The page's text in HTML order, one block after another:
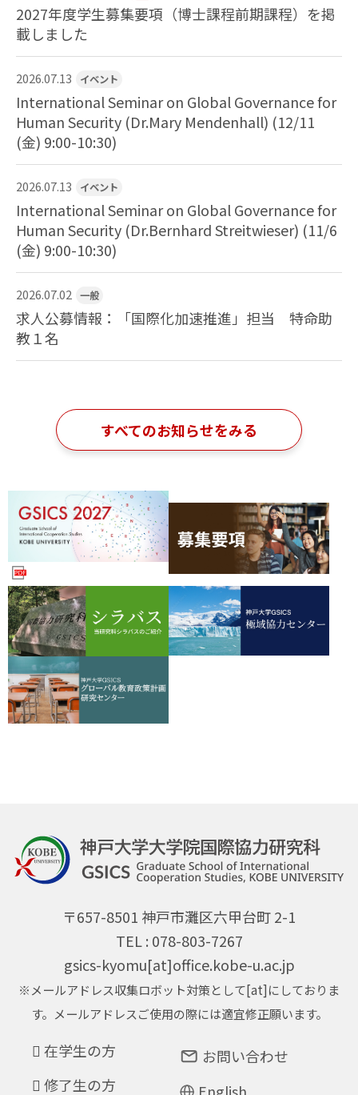
2027年度学生募集要項（博士課程前期課程）を掲
載しました
2026.07.13 イベント
International Seminar on Global Governance for
Human Security (Dr.Mary Mendenhall) (12/11
(金) 9:00-10:30)
2026.07.13 イベント
International Seminar on Global Governance for
Human Security (Dr.Bernhard Streitwieser) (11/6
(金) 9:00-10:30)
2026.07.02 一般
求人公募情報：「国際化加速推進」担当 特命助
教１名
すべてのお知らせをみる
〒657-8501 神戸市灘区六甲台町 2-1
TEL : 078-803-7267
gsics-kyomu[at]office.kobe-u.ac.jp
※メールアドレス収集ロボット対策として[at]にしておりま
す。メールアドレスご使用の際には適宜修正願います。
在学生の方
修了生の方
お問い合わせ